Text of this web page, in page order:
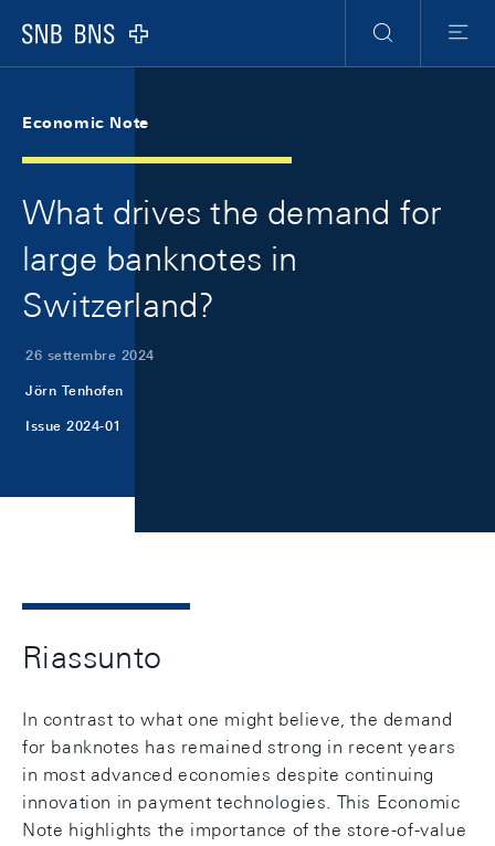
Logo
Ricerca
Menu
Economic Note
What drives the demand for
large banknotes in
Switzerland?
26 settembre 2024
Jörn Tenhofen
Issue 2024-01
Riassunto
In contrast to what one might believe, the demand
for banknotes has remained strong in recent years
in most advanced economies despite continuing
innovation in payment technologies. This Economic
Note highlights the importance of the store-of-value